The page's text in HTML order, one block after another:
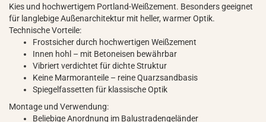
Kies und hochwertigem Portland-Weißzement. Besonders geeignet
für langlebige Außenarchitektur mit heller, warmer Optik.
Technische Vorteile:
Frostsicher durch hochwertigen Weißzement
Innen hohl – mit Betoneisen bewährbar
Vibriert verdichtet für dichte Struktur
Keine Marmoranteile – reine Quarzsandbasis
Spiegelfassetten für klassische Optik
Montage und Verwendung:
Beliebige Anordnung im Balustradengeländer